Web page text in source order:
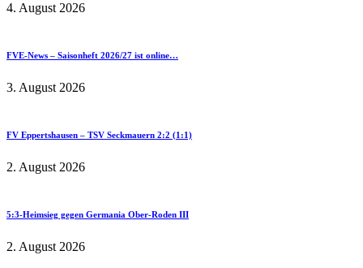
4. August 2026
FVE-News – Saisonheft 2026/27 ist online…
3. August 2026
FV Eppertshausen – TSV Seckmauern 2:2 (1:1)
2. August 2026
5:3-Heimsieg gegen Germania Ober-Roden III
2. August 2026